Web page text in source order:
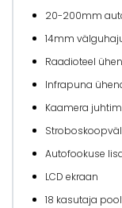
20-200mm
14mm
Raadioteel
Infrapuna
Kaamera
Autofookuse
LCD ekraan
18 kasutaja